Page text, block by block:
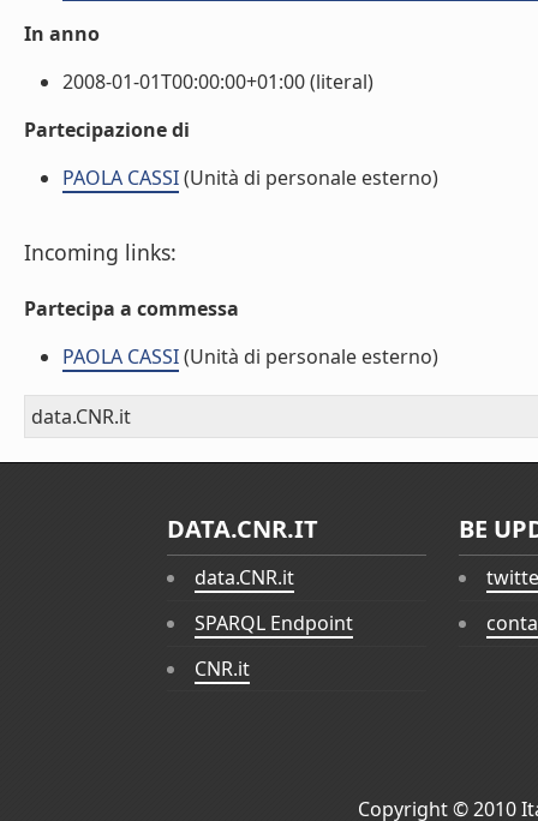
In anno
2008-01-01T00:00:00+01:00 (literal)
Partecipazione di
PAOLA CASSI(Unità di personale esterno)
Incoming links:
Partecipa a commessa
PAOLA CASSI(Unità di personale esterno)
data.CNR.it
DATA.CNR.IT
data.CNR.it
SPARQL Endpoint
CNR.it
BE
Copyright © 2010